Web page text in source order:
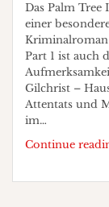
Das Palm
einer
Kriminalroman
Part 1 ist auch
Gilchrist –
Attentats und
im…
Continue